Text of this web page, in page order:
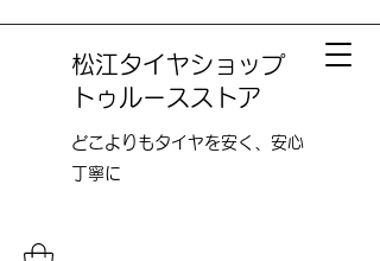
松江タイヤショップ
トゥルースストア
どこよりも​タイヤを安く、安心
丁寧に